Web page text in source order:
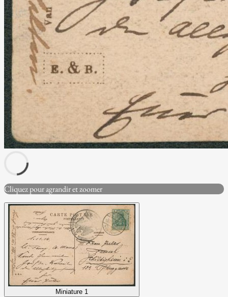
Cliquez pour agrandir et zoomer
Miniature 1